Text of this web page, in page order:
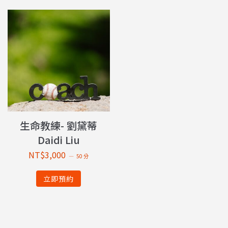
生命教練- 劉黛蒂
Daidi Liu
NT$3,000 50 分
立即預約